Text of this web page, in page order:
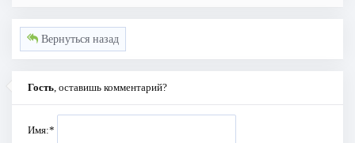
Вернуться назад
Гость , оставишь комментарий?
Имя:*